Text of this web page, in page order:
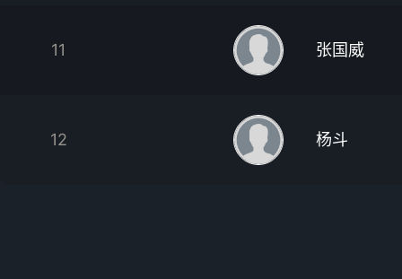
11 张国威
12 杨斗